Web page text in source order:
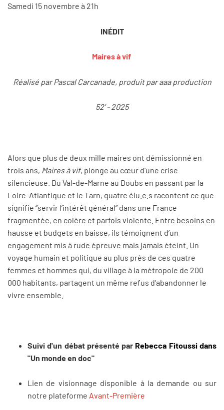
Samedi 15 novembre à 21h
INÉDIT
Maires à vif
Réalisé par Pascal Carcanade, produit par aaa production
52' - 2025
Alors que plus de deux mille maires ont démissionné en
trois ans, Maires à vif, plonge au cœur d’une crise
silencieuse. Du Val-de-Marne au Doubs en passant par la
Loire-Atlantique et le Tarn, quatre élu.e.s racontent ce que
signifie “servir l’intérêt général” dans une France
fragmentée, en colère et parfois violente. Entre besoins en
hausse et budgets en baisse, ils témoignent d’un
engagement mis à rude épreuve mais jamais éteint. Un
voyage humain et politique au plus près de ces quatre
femmes et hommes qui, du village à la métropole de 200
000 habitants, partagent un même refus d’abandonner le
vivre ensemble.
Suivi d'un débat présenté par Rebecca Fitoussi dans
"Un monde en doc"
Lien de visionnage disponible à la demande ou sur
notre plateforme Avant-Première